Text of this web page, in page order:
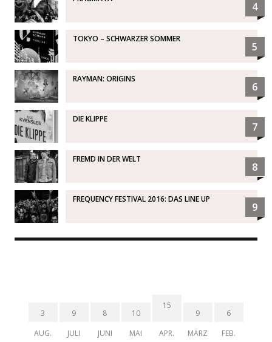
4
TOKYO – SCHWARZER SOMMER
5
RAYMAN: ORIGINS
6
DIE KLIPPE
7
FREMD IN DER WELT
8
FREQUENCY FESTIVAL 2016: DAS LINE UP
9
3
AUG.
9
JULI
8
JUNI
10
MAI
15
APR.
9
MÄRZ
6
FEB.